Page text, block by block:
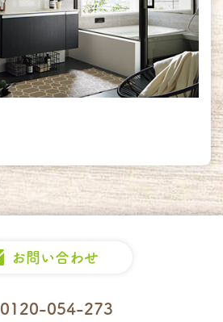
お問い合わせ
0120-054-273